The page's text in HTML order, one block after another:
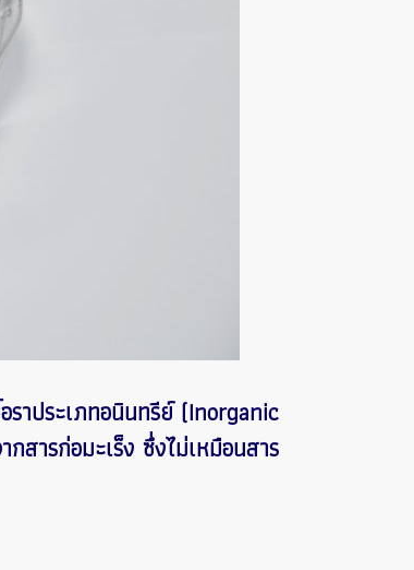
ประเภทอนินทรีย์ (Inorganic
ารก่อมะเร็ง ซึ่งไม่เหมือนสาร